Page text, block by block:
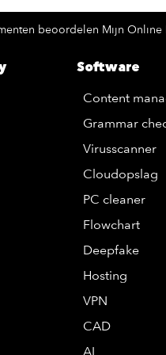
beoordelen Mijn
Software
Content
Grammar
Virusscanner
Cloudopslag
PC cleaner
Flowchart
Deepfake
Hosting
VPN
CAD
AI